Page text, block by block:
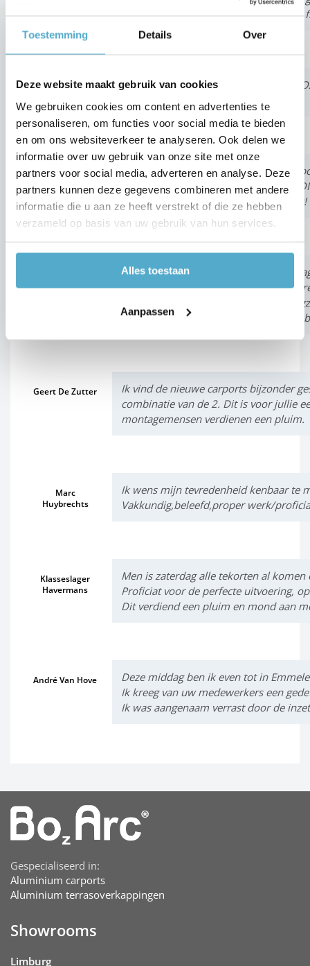
Toestemming Details Over
Deze website maakt gebruik van cookies
We gebruiken cookies om content en advertenties te
personaliseren, om functies voor social media te bieden
en om ons websiteverkeer te analyseren. Ook delen we
informatie over uw gebruik van onze site met onze
partners voor social media, adverteren en analyse. Deze
partners kunnen deze gegevens combineren met andere
informatie die u aan ze heeft verstrekt of die ze hebben
verzameld op basis van uw gebruik van hun services.
Alles toestaan
Aanpassen
mannen. Wij zijn blij dat we voor jullie
Fam. Stannard
Het is heerlijk vertoeven onder mijn
alle medewerkers van BOzARC .
Bruno Moortgat
Gisteren 14 april zijn ze bij ons de
deze is afgewerkt. Gewoon TOP
Bedankt voor de goede samenwerking!
Vorige dinsdag 12/1/2016 en
Ik wil de firma Bozarc via deze weg
We hadden twee ploegen die zeer
In het bijzonder een pluim voor de
Geert De Zutter
Ik vind de nieuwe carports bijzonder
combinatie van de 2. Dit is voor jullie
montagemensen verdienen een pluim.
Marc
Huybrechts
Ik wens mijn tevredenheid kenbaar te
Vakkundig,beleefd,proper werk/
Klasseslager
Havermans
Men is zaterdag alle tekorten al
Proficiat voor de perfecte uitvoering,
Dit verdiend een pluim en mond aan
André Van Hove
Deze middag ben ik even tot in
Ik kreeg van uw medewerkers een
Ik was aangenaam verrast door de
Gespecialiseerd in:
Aluminium carports
Aluminium terrasoverkappingen
Showrooms
Limburg